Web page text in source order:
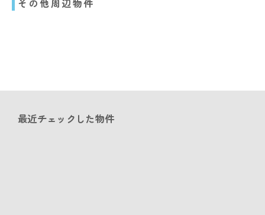
その他周辺物件
最近チェックした物件